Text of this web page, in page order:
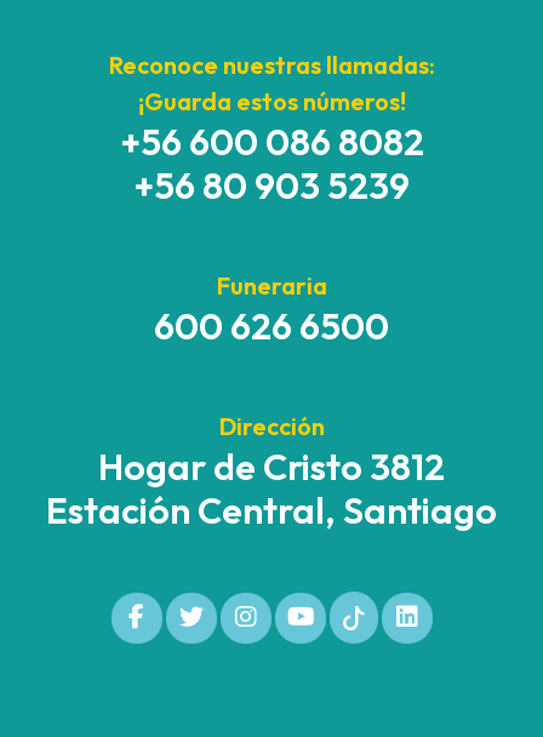
Reconoce nuestras llamadas:
¡Guarda estos números!
+56 600 086 8082
+56 80 903 5239
Funeraria
600 626 6500
Dirección
Hogar de Cristo 3812
Estación Central, Santiago